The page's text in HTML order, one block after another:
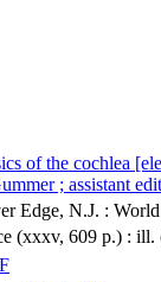
of the cochlea
; assistant
Edge, N.J. :
(xxxv, 609 p.) : ill.